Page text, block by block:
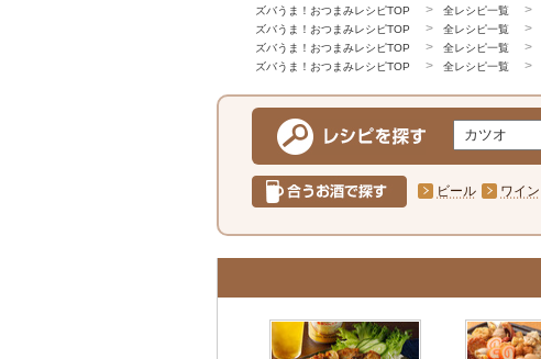
ズバうま！おつまみレシピTOP
全レシピ一覧
ズバうま！おつまみレシピTOP
全レシピ一覧
ズバうま！おつまみレシピTOP
全レシピ一覧
ズバうま！おつまみレシピTOP
全レシピ一覧
ビール ワイン